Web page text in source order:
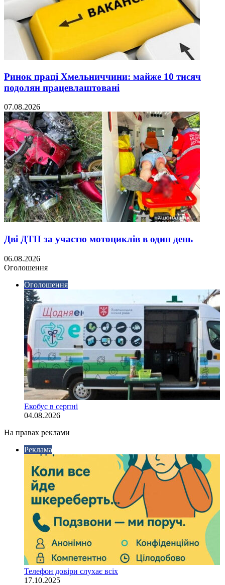
Ринок праці Хмельниччини: майже 10 тисяч
подолян працевлаштовані
07.08.2026
Дві ДТП за участю мотоциклів в один день
06.08.2026
Оголошення
Оголошення
Екобус в серпні
04.08.2026
На правах реклами
Реклама
Телефон довіри слухає всіх
17.10.2025